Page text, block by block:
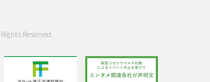
Reserved.